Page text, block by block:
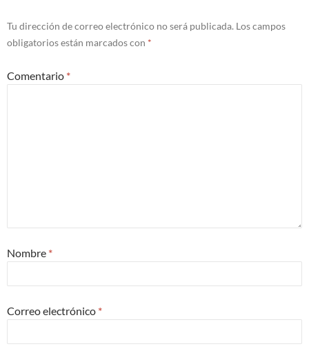
Tu dirección de correo electrónico no será publicada. Los campos
obligatorios están marcados con *
Comentario *
Nombre *
Correo electrónico *